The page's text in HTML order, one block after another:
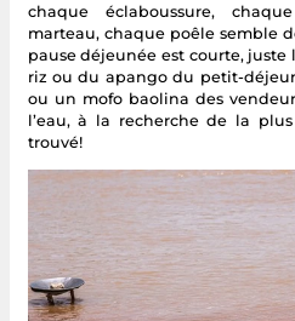
chaque éclaboussure,
marteau, chaque poêle semble
pause déjeunée est courte, juste
riz ou du apango du petit-
ou un mofo baolina des
l’eau, à la recherche de la
trouvé!